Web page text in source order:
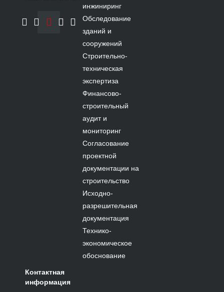
инжиниринг
Обследование
зданий и
сооружений
Строительно-
техническая
экспертиза
Финансово-
строительный
аудит и
мониторинг
Согласование
проектной
документации на
строительство
Исходно-
разрешительная
документация
Технико-
экономическое
обоснование
Контактная
информация